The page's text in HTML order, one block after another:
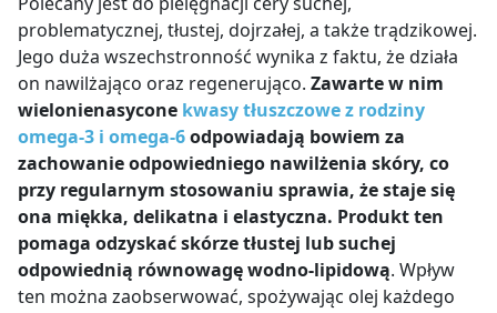
problematycznej, tłustej, dojrzałej, a także trądzikowej.
Jego duża wszechstronność wynika z faktu, że działa
on nawilżająco oraz regenerująco. Zawarte w nim
wielonienasycone kwasy tłuszczowe z rodziny
omega-3 i omega-6odpowiadają bowiem za
zachowanie odpowiedniego nawilżenia skóry, co
przy regularnym stosowaniu sprawia, że staje się
ona miękka, delikatna i elastyczna. Produkt ten
pomaga odzyskać skórze tłustej lub suchej
odpowiednią równowagę wodno-lipidową. Wpływ
ten można zaobserwować, spożywając olej każdego